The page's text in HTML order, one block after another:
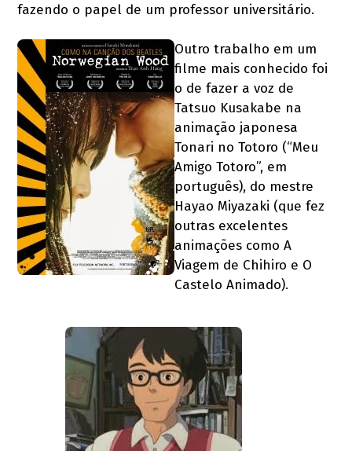
fazendo o papel de um professor universitário.
Outro trabalho em um
filme mais conhecido foi
o de fazer a voz de
Tatsuo Kusakabe na
animação japonesa
Tonari no Totoro (“Meu
Amigo Totoro”, em
português), do mestre
Hayao Miyazaki (que fez
outras excelentes
animações como A
Viagem de Chihiro e O
Castelo Animado).